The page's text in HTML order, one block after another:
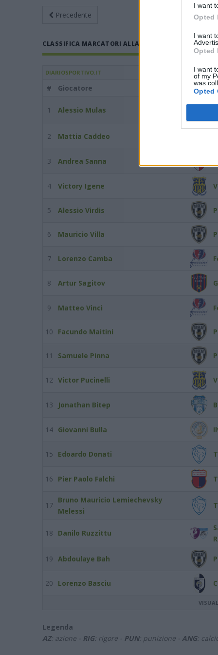
I want
Opted
I want
Opted
I want
of my
was
Opted
Precedente Giornata 12
CLASSIFICA MARCATORI ALLA GIORNATA 12 DEL 17/
DIARIOSPORTIVO.IT
# Giocatore Squadra
1 Alessio Mulas
2 Mattia Caddeo
3 Andrea Sanna
4 Victory Igene
5 Alessio Virdis
6 Mauricio Villa
7 Lorenzo Camba
8 Artur Sagitov
9 Matteo Vinci
10 Facundo Maitini
11 Samuele Pinna
12 Victor Pucinelli
13 Jonathan Bitep
14 Giovanni Bulla
15 Edoardo Donati
16 Pier Paolo Falchi
17
Bruno Mauricio Lemiechevsky
Melessi
18 Danilo Ruzzittu
19 Abdoulaye Bah
20 Lorenzo Basciu
Legenda
AZ: azione - RIG: rigore - PUN: punizione - ANG: